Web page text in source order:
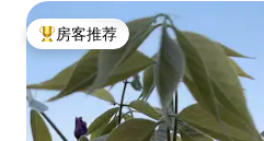
热门「房客推荐」
房客推荐